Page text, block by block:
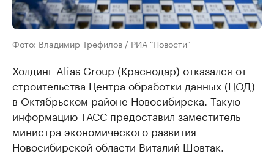
Фото: Владимир Трефилов / РИА "Новости"
Холдинг Alias Group (Краснодар) отказался от
строительства Центра обработки данных (ЦОД)
в Октябрьском районе Новосибирска. Такую
информацию ТАСС предоставил заместитель
министра экономического развития
Новосибирской области Виталий Шовтак.